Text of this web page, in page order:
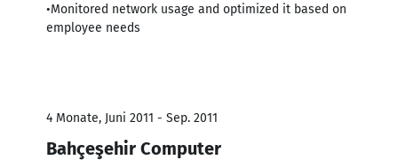
•Monitored network usage and optimized it based on
employee needs
4 Monate, Juni 2011 - Sep. 2011
Bahçeşehir Computer